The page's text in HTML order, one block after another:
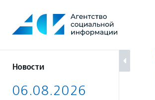
содержанию
Новости
06.08.2026